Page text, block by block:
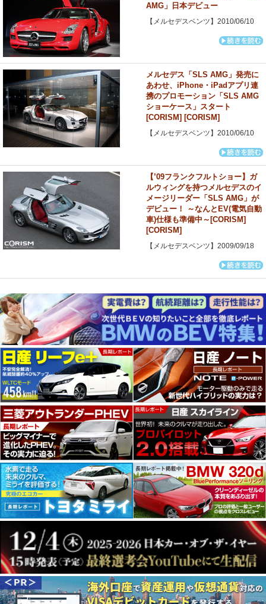
AMG」日本デビュー
【メルセデスベンツ】2010/06/10
メルセデス「SLS AMG」発売に
あわせ、iPhone・iPadアプリ連
携のプロモーション「SLS AMG
ショーケース」スタート
[CORISM] [CORISM]
【メルセデスベンツ】2010/06/10
【’09フランクフルトショー】ガ
ルウィングを持つメルセデスのイ
メージリーダー「SLS AMG」が
デビュー！ ～なんとEV(電気自動
車)仕様も準備中～[CORISM]
[CORISM]
【メルセデスベンツ】2009/09/18